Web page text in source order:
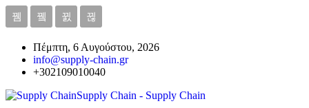
Πέμπτη, 6 Αυγούστου, 2026
info@supply-chain.gr
+302109010040
Supply Chain - Supply Chain